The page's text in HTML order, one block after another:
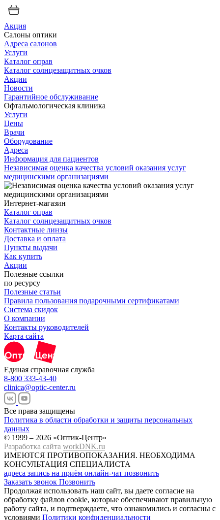
Акция
Салоны оптики
Адреса салонов
Услуги
Каталог оправ
Каталог солнцезащитных очков
Акции
Новости
Гарантийное обслуживание
Офтальмологическая клиника
Услуги
Цены
Врачи
Оборудование
Адреса
Информация для пациентов
Независимая оценка качества условий оказания услуг
медицинскими организациями
Интернет-магазин
Каталог оправ
Каталог солнцезащитных очков
Контактные линзы
Доставка и оплата
Пункты выдачи
Как купить
Акции
Полезные ссылки
по ресурсу
Полезные статьи
Правила пользования подарочными сертификатами
Система скидок
О компании
Контакты руководителей
Карта сайта
Единая справочная служба
8-800 333-43-40
clinica@optic-center.ru
Все права защищены
Политика в области обработки и защиты персональных
данных
© 1999 – 2026 «Оптик-Центр»
Разработка сайта workDNK.ru
ИМЕЮТСЯ ПРОТИВОПОКАЗАНИЯ. НЕОБХОДИМА
КОНСУЛЬТАЦИЯ СПЕЦИАЛИСТА
адреса запись на приём онлайн-чат позвонить
Заказать звонок Позвонить
Продолжая использовать наш сайт, вы даете согласие на
обработку файлов cookie, которые обеспечивают правильную
работу сайта, и подтверждаете, что ознакомились и согласны с
условиями Политики конфиденциальности